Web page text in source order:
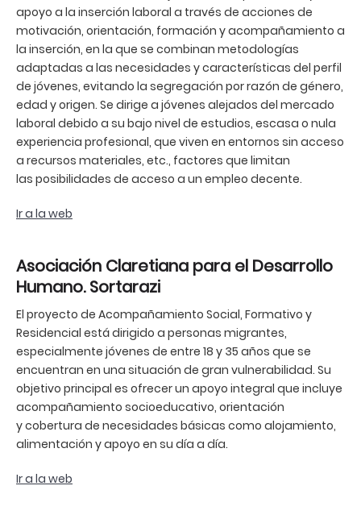
apoyo a la inserción laboral a través de acciones de
motivación, orientación, formación y acompañamiento a
la inserción, en la que se combinan metodologías
adaptadas a las necesidades y características del perfil
de jóvenes, evitando la segregación por razón de género,
edad y origen. Se dirige a jóvenes alejados del mercado
laboral debido a su bajo nivel de estudios, escasa o nula
experiencia profesional, que viven en entornos sin acceso
a recursos materiales, etc., factores que limitan
las posibilidades de acceso a un empleo decente.
Ir a la web
Asociación Claretiana para el Desarrollo
Humano. Sortarazi
El proyecto de Acompañamiento Social, Formativo y
Residencial está dirigido a personas migrantes,
especialmente jóvenes de entre 18 y 35 años que se
encuentran en una situación de gran vulnerabilidad. Su
objetivo principal es ofrecer un apoyo integral que incluye
acompañamiento socioeducativo, orientación
y cobertura de necesidades básicas como alojamiento,
alimentación y apoyo en su día a día.
Ir a la web